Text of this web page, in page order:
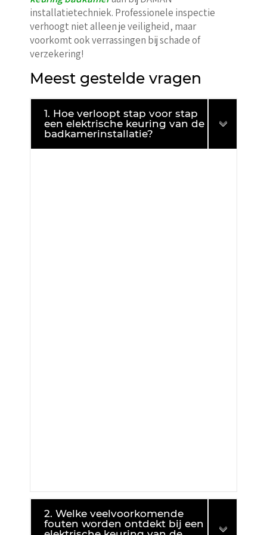
installatietechniek. Professionele inspectie
verhoogt niet alleen je veiligheid, maar
voorkomt ook verrassingen bij schade of
verzekering!
Meest gestelde vragen
1. Hoe verloopt stap voor stap
een elektrische keuring van de
badkamerinstallatie?
2. Welke veelvoorkomende
fouten worden ontdekt bij een